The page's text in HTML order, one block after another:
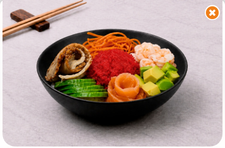
Калининград ул. Николая
Карамзина 46
+7 (4012) 52-03-93
+7 (921) 608-08-80
12:00 - 23:00

Акции и скидки Всё меню
